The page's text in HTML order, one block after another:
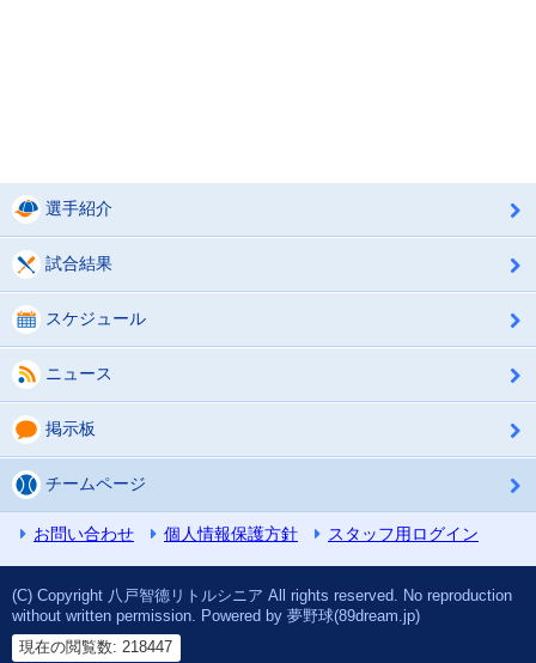
選手紹介
試合結果
スケジュール
ニュース
掲示板
チームページ
お問い合わせ 個人情報保護方針 スタッフ用ログイン
(C) Copyright 八戸智德リトルシニア All rights reserved. No reproduction
without written permission. Powered by 夢野球(89dream.jp)
現在の閲覧数: 218447